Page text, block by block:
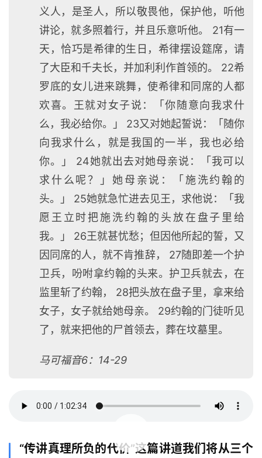
义人，是圣人，所以敬畏他，保护他，听他
讲论，就多照着行，并且乐意听他。 21有一
天，恰巧是希律的生日，希律摆设筵席，请
了大臣和千夫长，并加利利作首领的。 22希
罗底的女儿进来跳舞，使希律和同席的人都
欢喜。王就对女子说：「你随意向我求什
么，我必给你。」 23又对她起誓说：「随你
向我求什么，就是我国的一半，我也必给
你。」 24她就出去对她母亲说：「我可以
求什么呢？」她母亲说：「施洗约翰的
头。」 25她就急忙进去见王，求他说：「我
愿王立时把施洗约翰的头放在盘子里给
我。」 26王就甚忧愁；但因他所起的誓，又
因同席的人，就不肯推辞， 27随即差一个护
卫兵，吩咐拿约翰的头来。护卫兵就去，在
监里斩了约翰， 28把头放在盘子里，拿来给
女子，女子就给她母亲。 29约翰的门徒听见
了，就来把他的尸首领去，葬在坟墓里。
马可福音6：14-29
“传讲真理所负的代价”这篇讲道我们将从三个